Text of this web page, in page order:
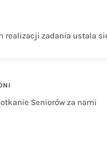
realizacji zadania ustala
Seniorów za nami